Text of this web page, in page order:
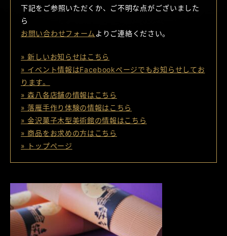
下記をご参照いただくか、ご不明な点がございました
ら
お問い合わせフォームよりご連絡ください。
» 新しいお知らせはこちら
» イベント情報はFacebookページでもお知らせしてお
ります。
» 森八各店舗の情報はこちら
» 落雁手作り体験の情報はこちら
» 金沢菓子木型美術館の情報はこちら
» 商品をお求めの方はこちら
» トップページ